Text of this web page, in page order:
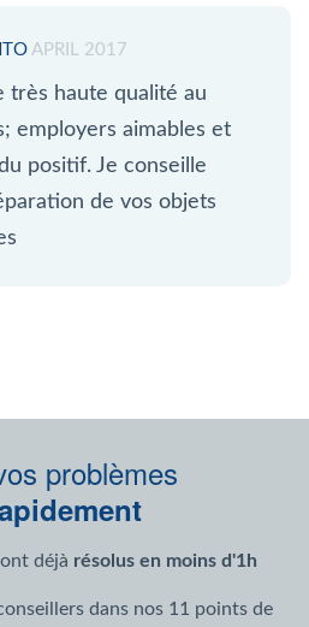
APRIL 2017
très haute qualité au
employers aimables et
positif. Je conseille
de vos objets
problèmes
déjà résolus en moins d'1h
dans nos 11 points de